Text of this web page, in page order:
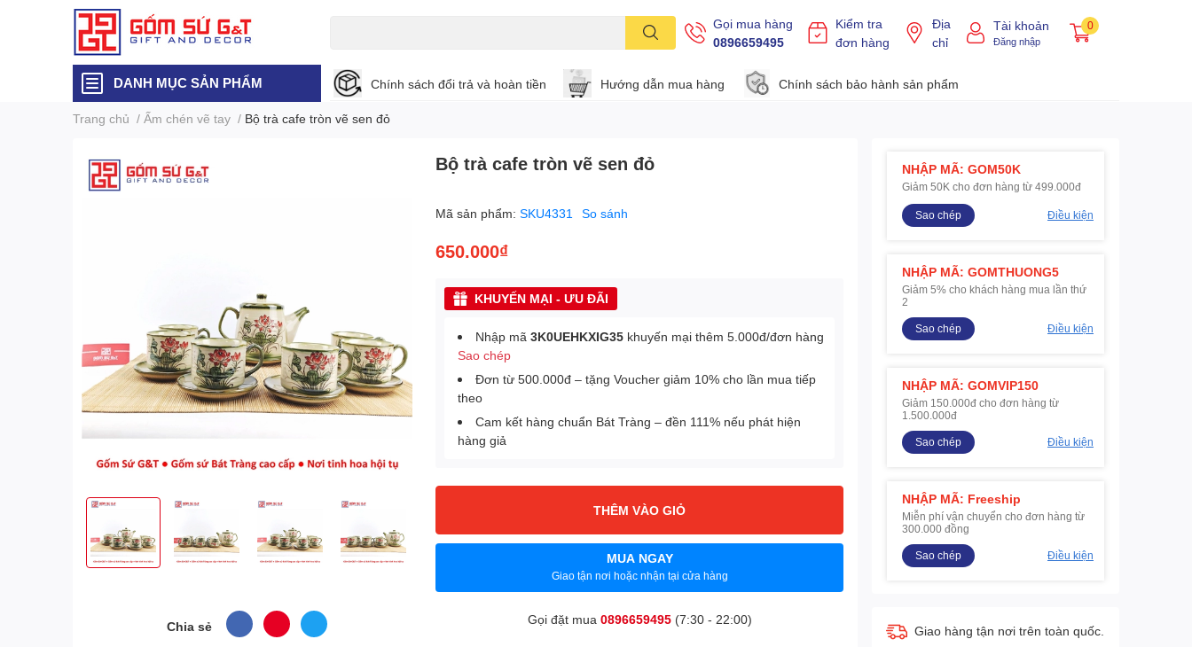
Gọi mua hàng
0896659495
Kiểm tra
đơn hàng
Địa
chỉ
Tài khoản
Đăng nhập
0
DANH MỤC SẢN PHẨM Chính sách đổi trả và hoàn tiền Hướng dẫn mua hàng Chính sách bảo hành sản phẩm
Trang chủ / Ấm chén vẽ tay / Bộ trà cafe tròn vẽ sen đỏ
Chia sẻ
Bộ trà cafe tròn vẽ sen đỏ
Mã sản phẩm:SKU4331 So sánh
650.000₫
KHUYẾN MẠI - ƯU ĐÃI
Nhập mã3K0UEHKXIG35 khuyến mại thêm 5.000đ/đơn hàng
Sao chép
Đơn từ 500.000đ – tặng Voucher giảm 10% cho lần mua tiếp
theo
Cam kết hàng chuẩn Bát Tràng – đền 111% nếu phát hiện
hàng giả
THÊM VÀO GIỎ
MUA NGAY
Giao tận nơi hoặc nhận tại cửa hàng
Gọi đặt mua 0896659495(7:30 - 22:00)
NHẬP MÃ: GOM50K
Giảm 50K cho đơn hàng từ 499.000đ
Sao chép Điều kiện
NHẬP MÃ: GOMTHUONG5
Giảm 5% cho khách hàng mua lần thứ
2
Sao chép
Điều kiện
NHẬP MÃ: GOMVIP150
Giảm 150.000đ cho đơn hàng từ
1.500.000đ
Sao chép
Điều kiện
NHẬP MÃ: Freeship
Miễn phí vận chuyển cho đơn hàng từ
300.000 đồng
Sao chép
Điều kiện
Giao hàng tận nơi trên toàn quốc.